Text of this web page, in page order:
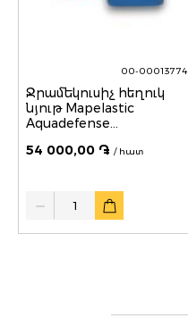
00-00013774
Ջրամեկուսիչ հեղուկ
նյութ Mapelastic
Aquadefense
MAPEI
54 000,00 ֏ / հատ
Quantity